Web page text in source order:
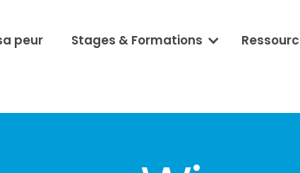
peur Stages & Formations